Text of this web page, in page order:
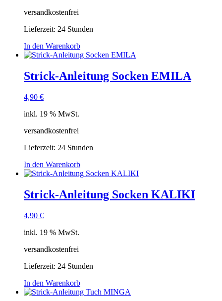
versandkostenfrei
Lieferzeit: 24 Stunden
In den Warenkorb
Strick-Anleitung Socken EMILA
4,90 €
inkl. 19 % MwSt.
versandkostenfrei
Lieferzeit: 24 Stunden
In den Warenkorb
Strick-Anleitung Socken KALIKI
4,90 €
inkl. 19 % MwSt.
versandkostenfrei
Lieferzeit: 24 Stunden
In den Warenkorb